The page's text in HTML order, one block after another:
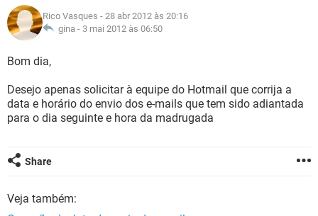
GUIA DE COMPRAS
INSTAGRAM GMAIL
GUIA DE COMPRAS
CELULAR
OUTLOOK
INSTAGRAM
JOGOS WHATSAPP
CELULAR
OUTLOOK
INSTAGRAM GMAIL
GUIA DE COMPRAS
GLOSSÁRIO
JOGOS
OUTLOOK EXCEL
GMAIL
GUIA DE COMPRAS
Rico Vasques - 28 abr 2012 às 20:16
gina - 3 mai 2012 às 06:50
Bom dia,
Desejo apenas solicitar à equipe do Hotmail que corrija a
data e horário do envio dos e-mails que tem sido adiantada
para o dia seguinte e hora da madrugada
Share
Veja também: